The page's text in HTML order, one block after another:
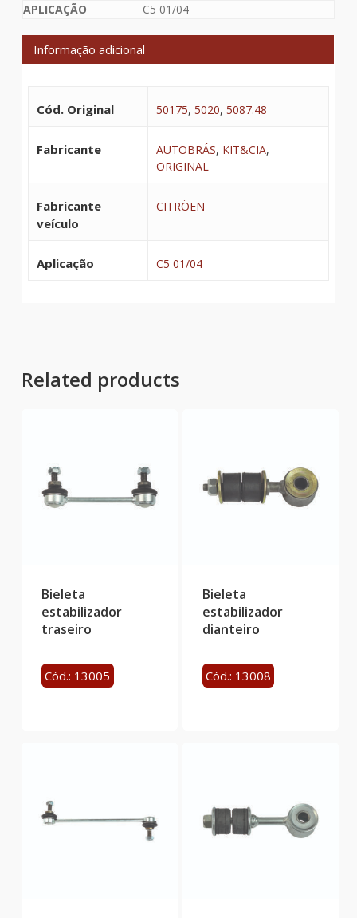
C5 01/04
Informação adicional
Cód. Original 50175, 5020, 5087.48
Fabricante AUTOBRÁS, KIT&CIA,
ORIGINAL
Fabricante
veículo
CITRÖEN
Aplicação C5 01/04
Related products
Bieleta
estabilizador
traseiro
Cód.: 13005
Bieleta
estabilizador
dianteiro
Cód.: 13008